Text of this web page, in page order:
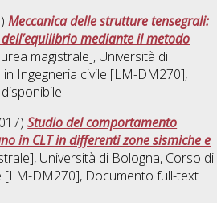
Meccanica delle strutture tensegrali:
mediante il metodo
magistrale], Università di
in Ingegneria civile [LM-DM270],
Studio del comportamento
in CLT in differenti zone sismiche e
Università di Bologna, Corso di
[LM-DM270], Documento full-text